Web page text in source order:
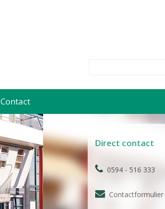
Direct contact
0594 - 516 333
Contactformulier
Contact